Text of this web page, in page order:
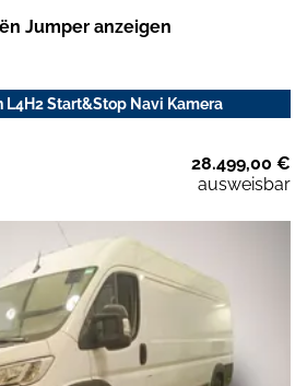
Jumper anzeigen
L4H2 Start&Stop Navi Kamera
28.499,00 €
ausweisbar